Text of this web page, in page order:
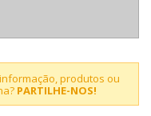
produtos ou
PARTILHE-NOS!